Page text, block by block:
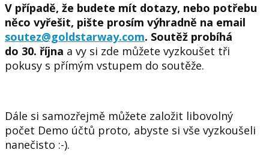
V případě, že budete mít dotazy, nebo potřebu
něco vyřešit, pište prosím výhradně na email
soutez@goldstarway.com. Soutěž probíhá
do 30. října a vy si zde můžete vyzkoušet tři
pokusy s přímým vstupem do soutěže.
Dále si samozřejmě můžete založit libovolný
počet Demo účtů proto, abyste si vše vyzkoušeli
nanečisto :-).